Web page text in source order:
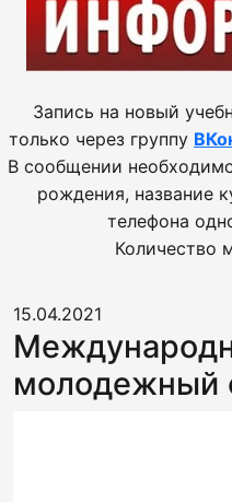
Запись на новый
только через группу
В сообщении
рождения, название
телефона
Количество
15.04.2021
молодежный